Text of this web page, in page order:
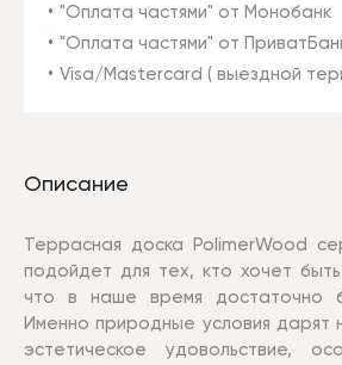
"Оплата частями" от Монобанк
"Оплата частями" от
Visa/Mastercard ( выездной
Описание
Террасная доска PolimerWood
подойдет для тех, кто хочет
что в наше время достаточно
Именно природные условия дарят
эстетическое удовольствие,